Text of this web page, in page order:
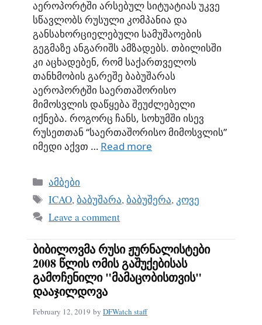
აეროპორტში არსებულ სიტუატიას უკვე
სწავლობს რუსული კომპანია და
განსახორციელებული სამუშაოების
გეგმაზე ანგარიშს ამზადებს. თბილისში
კი აცხადებენ, რომ საქართველოს
თანხმობის გარეშე ბაბუშარას
აეროპორტში საერთაშორისო
მიმოსვლის დაწყება შეუძლებელი
იქნება. როგორც ჩანს, სოხუმში ისევ
რუსეთთან “საერთაშორისო მიმოსვლის”
იმედი აქვთ … Read more
Categories
ამბები
Tags
ICAO,ბაბუშარა,ბაბუშერა, კოვე
Leave a comment
ბიბილოვმა რუსი ჟურნალისტები
2008 წლის ომის გაშუქებისას
გამოჩენილი "მამაცობისთვის"
დააჯილდოვა
February 12, 2019 by DFWatch staff